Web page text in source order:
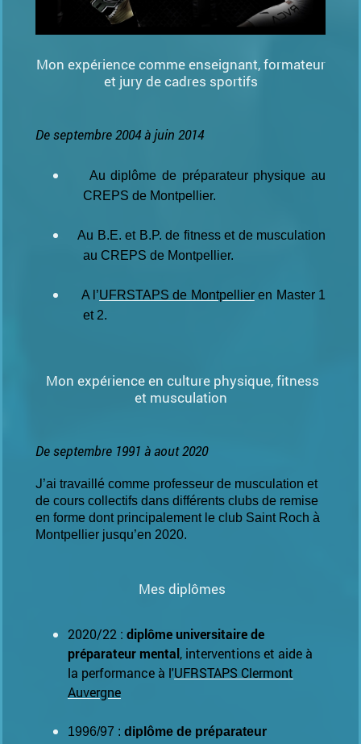
Mon expérience comme enseignant, formateur
et jury de cadres sportifs
De septembre 2004 à juin 2014
Au diplôme de préparateur physique au
CREPS de Montpellier.
Au B.E. et B.P. de fitness et de musculation
au CREPS de Montpellier.
A l’UFRSTAPS de Montpellier en Master 1
et 2.
Mon expérience en culture physique, fitness
et musculation
De septembre 1991 à aout 2020
J’ai travaillé comme professeur de musculation et
de cours collectifs dans différents clubs de remise
en forme dont principalement le club Saint Roch à
Montpellier jusqu’en 2020.
Mes diplômes
2020/22 : diplôme universitaire de
préparateur mental, interventions et aide à
la performance à l'UFRSTAPS Clermont
Auvergne
1996/97 : diplôme de préparateur